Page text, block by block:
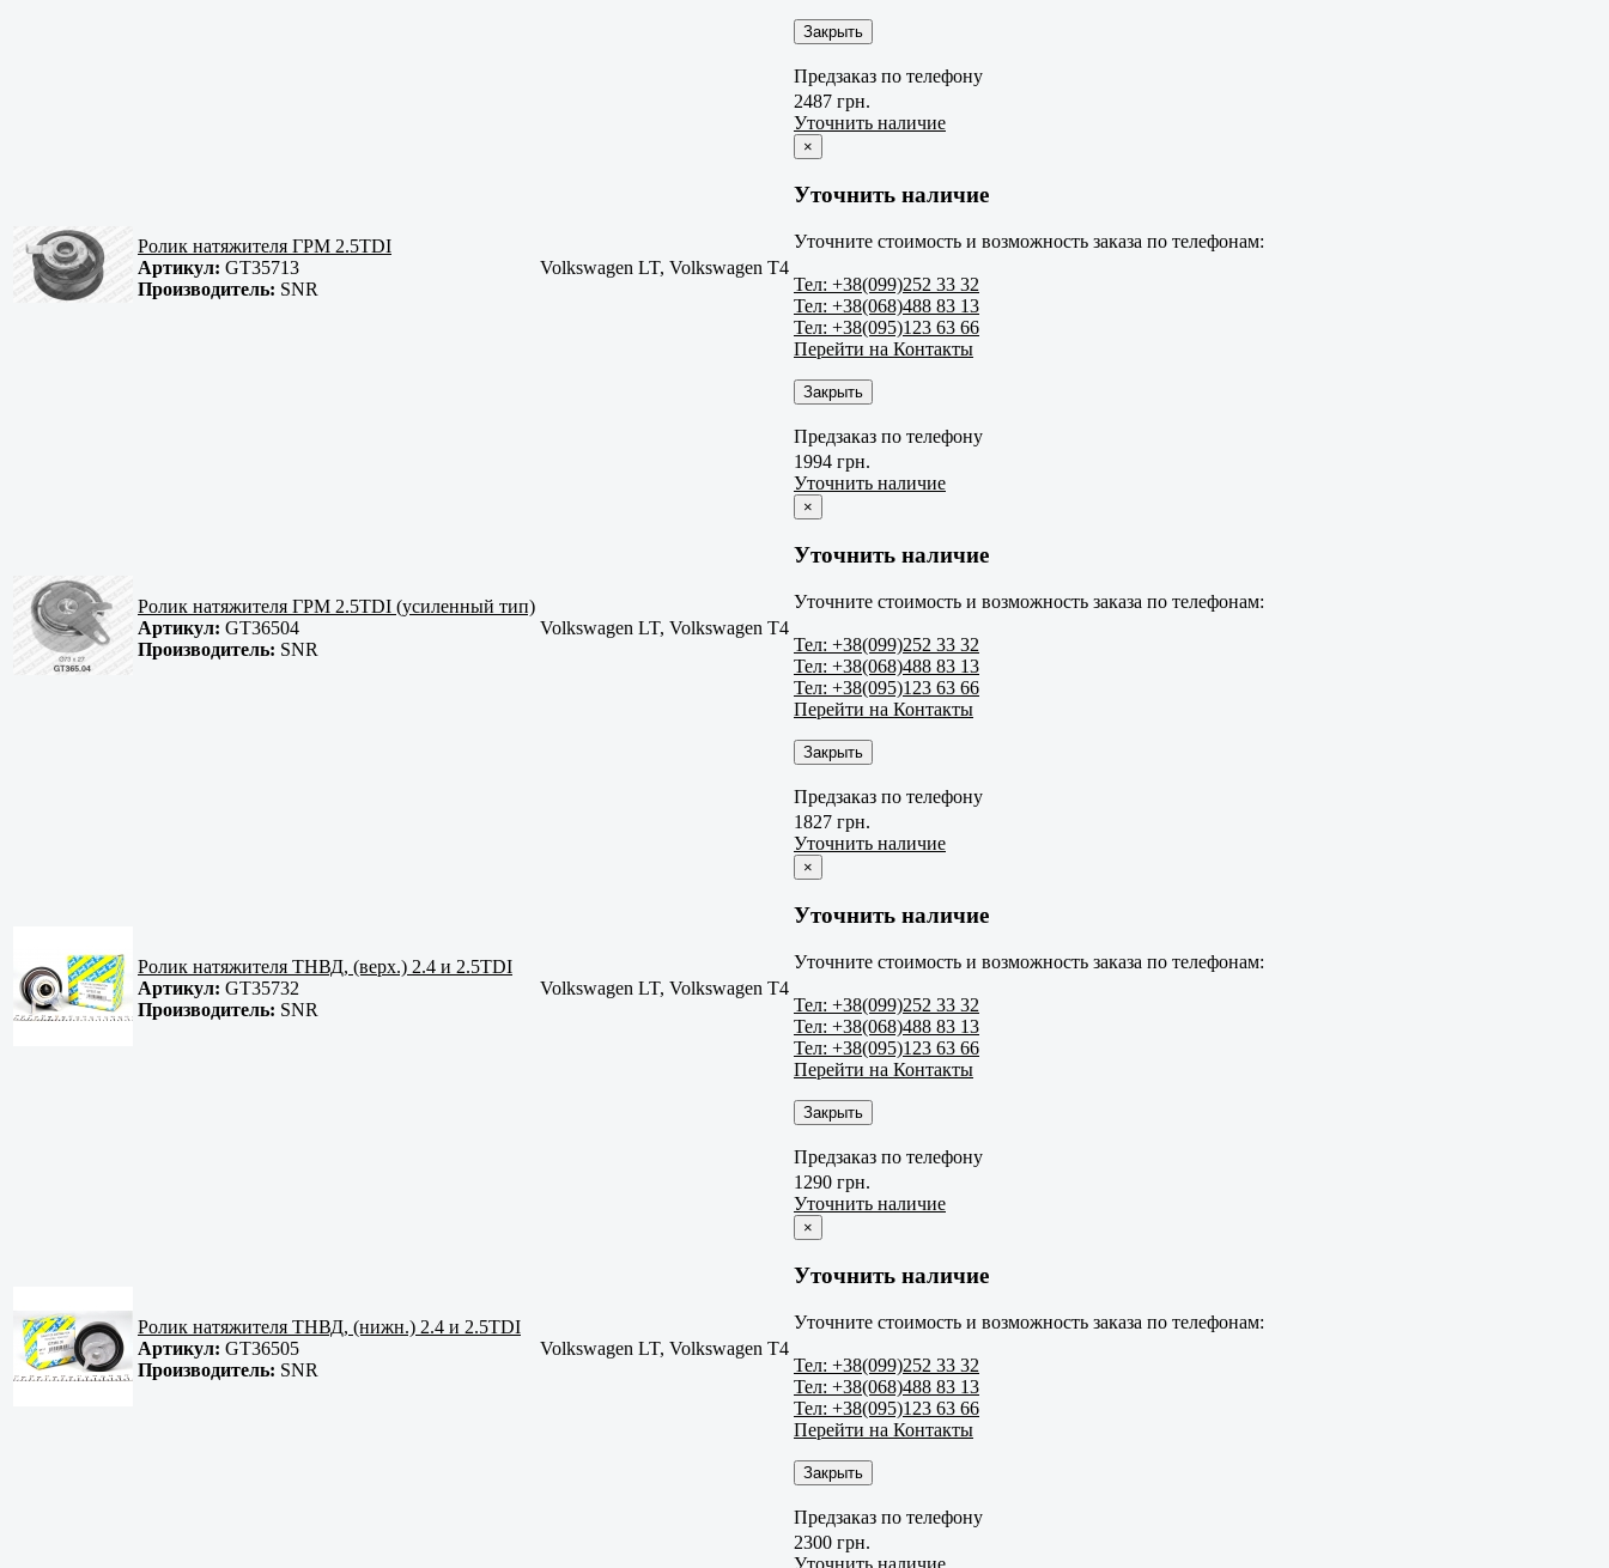
Закрыть
Предзаказ по телефону
Ролик натяжителя ГРМ 2.5TDI
Артикул: GT35713
Производитель: SNR
Volkswagen LT, Volkswagen T4
2487 грн.
Уточнить наличие
×
Уточнить наличие
Уточните стоимость и возможность заказа по телефонам:
Тел: +38(099)252 33 32
Тел: +38(068)488 83 13
Тел: +38(095)123 63 66
Перейти на Контакты
Закрыть
Предзаказ по телефону
Ролик натяжителя ГРМ 2.5TDI (усиленный тип)
Артикул: GT36504
Производитель: SNR
Volkswagen LT, Volkswagen T4
1994 грн.
Уточнить наличие
×
Уточнить наличие
Уточните стоимость и возможность заказа по телефонам:
Тел: +38(099)252 33 32
Тел: +38(068)488 83 13
Тел: +38(095)123 63 66
Перейти на Контакты
Закрыть
Предзаказ по телефону
Ролик натяжителя ТНВД, (верх.) 2.4 и 2.5TDI
Артикул: GT35732
Производитель: SNR
Volkswagen LT, Volkswagen T4
1827 грн.
Уточнить наличие
×
Уточнить наличие
Уточните стоимость и возможность заказа по телефонам:
Тел: +38(099)252 33 32
Тел: +38(068)488 83 13
Тел: +38(095)123 63 66
Перейти на Контакты
Закрыть
Предзаказ по телефону
Ролик натяжителя ТНВД, (нижн.) 2.4 и 2.5TDI
Артикул: GT36505
Производитель: SNR
Volkswagen LT, Volkswagen T4
1290 грн.
Уточнить наличие
×
Уточнить наличие
Уточните стоимость и возможность заказа по телефонам:
Тел: +38(099)252 33 32
Тел: +38(068)488 83 13
Тел: +38(095)123 63 66
Перейти на Контакты
Закрыть
Предзаказ по телефону
2300 грн.